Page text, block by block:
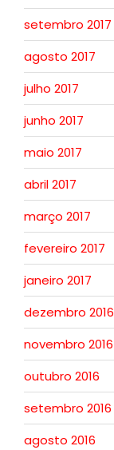
setembro 2017
agosto 2017
julho 2017
junho 2017
maio 2017
abril 2017
março 2017
fevereiro 2017
janeiro 2017
dezembro 2016
novembro 2016
outubro 2016
setembro 2016
agosto 2016